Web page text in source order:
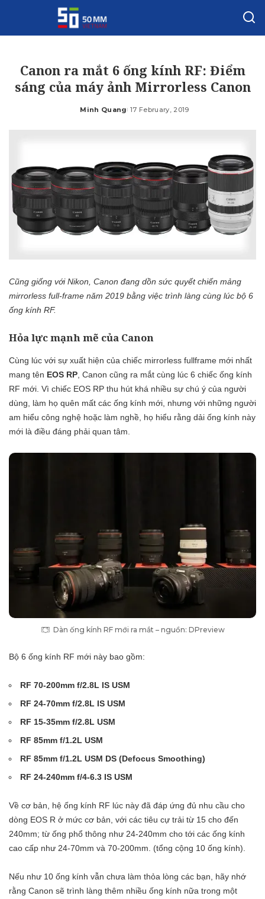
Canon ra mắt 6 ống kính RF: Điểm
sáng của máy ảnh Mirrorless Canon
Posted
Minh Quang 17 February, 2019
Cũng giống với Nikon, Canon đang dồn sức quyết chiến mảng
mirrorless full-frame năm 2019 bằng việc trình làng cùng lúc bộ 6
ống kính RF.
Hỏa lực mạnh mẽ của Canon
Cùng lúc với sự xuất hiện của chiếc mirrorless fullframe mới nhất
mang tên EOS RP , Canon cũng ra mắt cùng lúc 6 chiếc ống kính
RF mới. Vì chiếc EOS RP thu hút khá nhiều sự chú ý của người
dùng, làm họ quên mất các ống kính mới, nhưng với những người
am hiểu công nghệ hoặc làm nghề, họ hiểu rằng dải ống kính này
mới là điều đáng phải quan tâm.
Dàn ống kính RF mới ra mắt – nguồn: DPreview
Bộ 6 ống kính RF mới này bao gồm:
RF 70-200mm f/2.8L IS USM
RF 24-70mm f/2.8L IS USM
RF 15-35mm f/2.8L USM
RF 85mm f/1.2L USM
RF 85mm f/1.2L USM DS (Defocus Smoothing)
RF 24-240mm f/4-6.3 IS USM
Về cơ bản, hệ ống kính RF lúc này đã đáp ứng đủ nhu cầu cho
dòng EOS R ở mức cơ bản, với các tiêu cự trải từ 15 cho đến
240mm; từ ống phổ thông như 24-240mm cho tới các ống kính
cao cấp như 24-70mm và 70-200mm. (tổng cộng 10 ống kính).
Nếu như 10 ống kính vẫn chưa làm thỏa lòng các bạn, hãy nhớ
rằng Canon sẽ trình làng thêm nhiều ống kính nữa trong một